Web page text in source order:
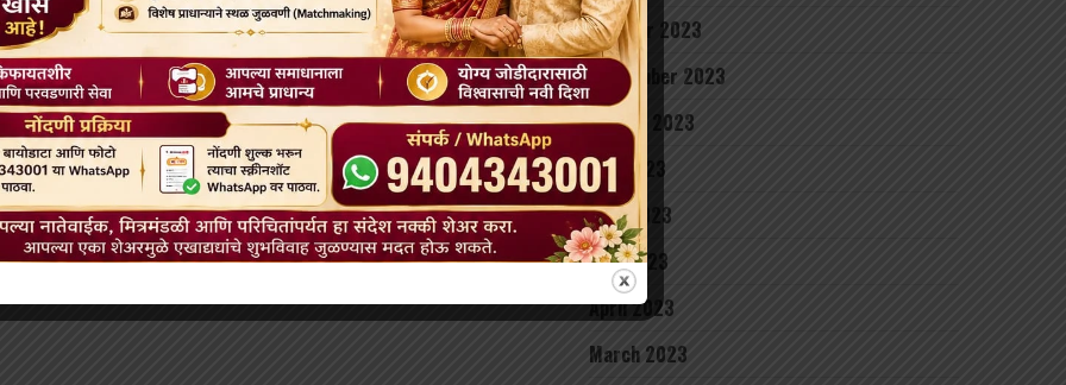
October 2023
September 2023
August 2023
July 2023
June 2023
May 2023
April 2023
March 2023